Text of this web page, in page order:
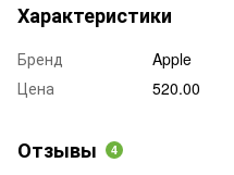
Характеристики
Бренд
Apple
Цена
520.00
Отзывы 4